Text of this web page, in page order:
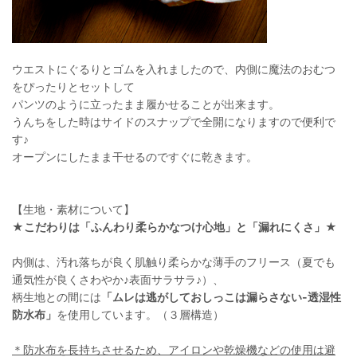
ウエストにぐるりとゴムを入れましたので、内側に魔法のおむつ
をぴったりとセットして
パンツのように立ったまま履かせることが出来ます。
うんちをした時はサイドのスナップで全開になりますので便利で
す♪
オープンにしたまま干せるのですぐに乾きます。
【生地・素材について】
★こだわりは「ふんわり柔らかなつけ心地」と「漏れにくさ」★
内側は、汚れ落ちが良く肌触り柔らかな薄手のフリース（夏でも
通気性が良くさわやか♪表面サラサラ♪）、
柄生地との間には 「ムレは逃がしておしっこは漏らさない-透湿性
防水布」 を使用しています。（３層構造）
＊防水布を長持ちさせるため、アイロンや乾燥機などの使用は避